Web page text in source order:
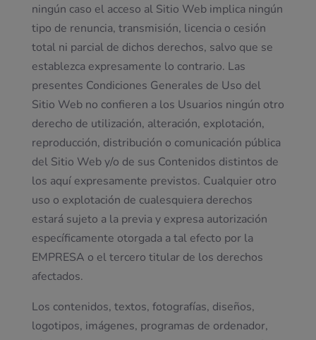
ningún caso el acceso al Sitio Web implica ningún
tipo de renuncia, transmisión, licencia o cesión
total ni parcial de dichos derechos, salvo que se
establezca expresamente lo contrario. Las
presentes Condiciones Generales de Uso del
Sitio Web no confieren a los Usuarios ningún otro
derecho de utilización, alteración, explotación,
reproducción, distribución o comunicación pública
del Sitio Web y/o de sus Contenidos distintos de
los aquí expresamente previstos. Cualquier otro
uso o explotación de cualesquiera derechos
estará sujeto a la previa y expresa autorización
específicamente otorgada a tal efecto por la
EMPRESA o el tercero titular de los derechos
afectados.
Los contenidos, textos, fotografías, diseños,
logotipos, imágenes, programas de ordenador,